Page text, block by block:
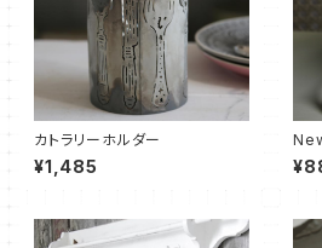
カトラリーホルダー
¥1,485